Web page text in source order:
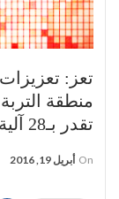
تعز:
منطقة
تقدر بـ28 آلية
On أبريل 19, 2016